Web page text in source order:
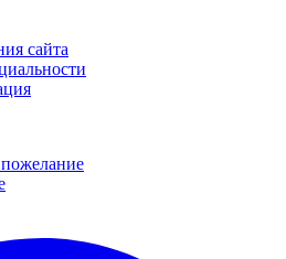
сайта